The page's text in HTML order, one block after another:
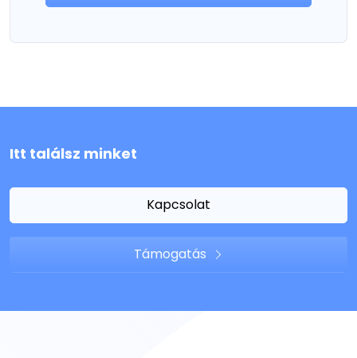
Itt találsz minket
Kapcsolat
Támogatás